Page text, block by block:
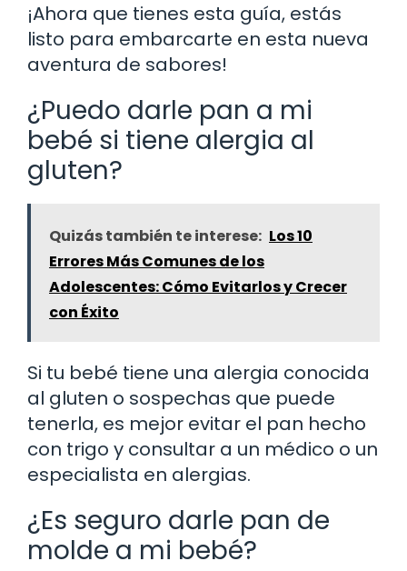
¡Ahora que tienes esta guía, estás
listo para embarcarte en esta nueva
aventura de sabores!
¿Puedo darle pan a mi
bebé si tiene alergia al
gluten?
Quizás también te interese: Los 10
Errores Más Comunes de los
Adolescentes: Cómo Evitarlos y Crecer
con Éxito
Si tu bebé tiene una alergia conocida
al gluten o sospechas que puede
tenerla, es mejor evitar el pan hecho
con trigo y consultar a un médico o un
especialista en alergias.
¿Es seguro darle pan de
molde a mi bebé?